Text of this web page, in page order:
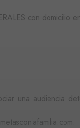
con domicilio
una audiencia
Analytics, que es una
predeterminada, caduca
personalizarlo.
un valor único para
los sitios; también
la versión nueva o
información sobre
que el usuario